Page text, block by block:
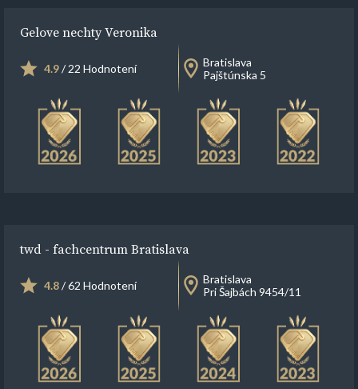
Gelove nechty Veronika
4.9/ 22 Hodnotení
Bratislava
Pajštúnska 5
twd - fachcentrum Bratislava
4.8/ 62 Hodnotení
Bratislava
Pri Šajbách 9454/11